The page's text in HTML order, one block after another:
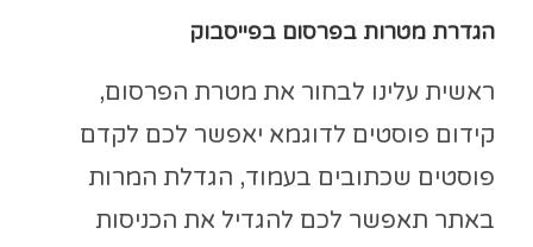
הגדרת מטרות בפרסום בפייסבוק
ראשית עלינו לבחור את מטרת הפרסום,
קידום פוסטים לדוגמא יאפשר לכם לקדם
פוסטים שכתובים בעמוד, הגדלת המרות
באתר תאפשר לכם להגדיל את הכניסות